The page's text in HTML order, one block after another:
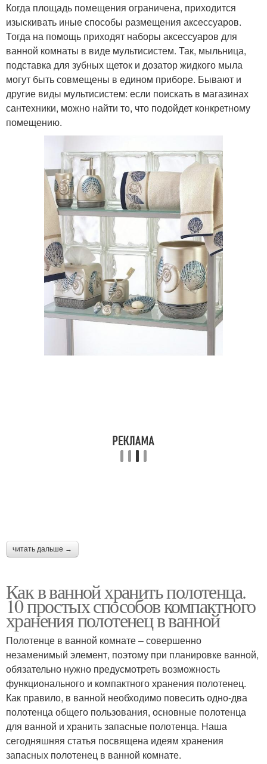
Когда площадь помещения ограничена, приходится
изыскивать иные способы размещения аксессуаров.
Тогда на помощь приходят наборы аксессуаров для
ванной комнаты в виде мультисистем. Так, мыльница,
подставка для зубных щеток и дозатор жидкого мыла
могут быть совмещены в едином приборе. Бывают и
другие виды мультисистем: если поискать в магазинах
сантехники, можно найти то, что подойдет конкретному
помещению.
читать дальше →
Как в ванной хранить полотенца.
10 простых способов компактного
хранения полотенец в ванной
Полотенце в ванной комнате – совершенно
незаменимый элемент, поэтому при планировке ванной,
обязательно нужно предусмотреть возможность
функционального и компактного хранения полотенец.
Как правило, в ванной необходимо повесить одно-два
полотенца общего пользования, основные полотенца
для ванной и хранить запасные полотенца. Наша
сегодняшняя статья посвящена идеям хранения
запасных полотенец в ванной комнате.